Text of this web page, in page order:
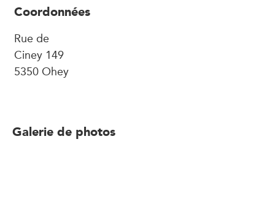
Coordonnées
Rue de
Ciney 149
5350 Ohey
Galerie de photos